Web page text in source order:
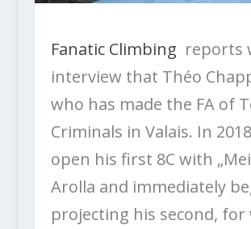
Fanatic Climbing reports
interview that Théo
who has made the FA of
Criminals in Valais. In
open his first 8C with
Arolla and immediately
projecting his second, for